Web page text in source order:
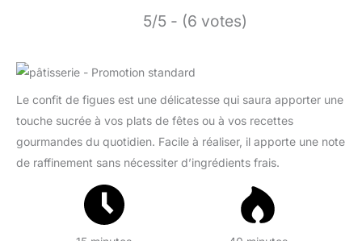
5/5 - (6 votes)
Le confit de figues est une délicatesse qui saura apporter une
touche sucrée à vos plats de fêtes ou à vos recettes
gourmandes du quotidien. Facile à réaliser, il apporte une note
de raffinement sans nécessiter d’ingrédients frais.